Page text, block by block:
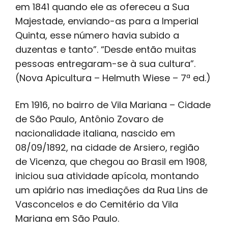
em 1841 quando ele as ofereceu a Sua
Majestade, enviando-as para a Imperial
Quinta, esse número havia subido a
duzentas e tanto”. “Desde então muitas
pessoas entregaram-se à sua cultura”.
(Nova Apicultura – Helmuth Wiese – 7ª ed.)
Em 1916, no bairro de Vila Mariana – Cidade
de São Paulo, Antônio Zovaro de
nacionalidade italiana, nascido em
08/09/1892, na cidade de Arsiero, região
de Vicenza, que chegou ao Brasil em 1908,
iniciou sua atividade apícola, montando
um apiário nas imediações da Rua Lins de
Vasconcelos e do Cemitério da Vila
Mariana em São Paulo.